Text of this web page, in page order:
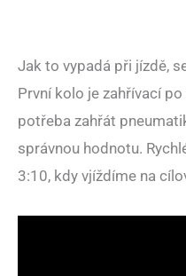
Jak to vypadá při jízdě,
První kolo je zahřívací
potřeba zahřát
správnou hodnotu.
3:10, kdy vjíždíme na